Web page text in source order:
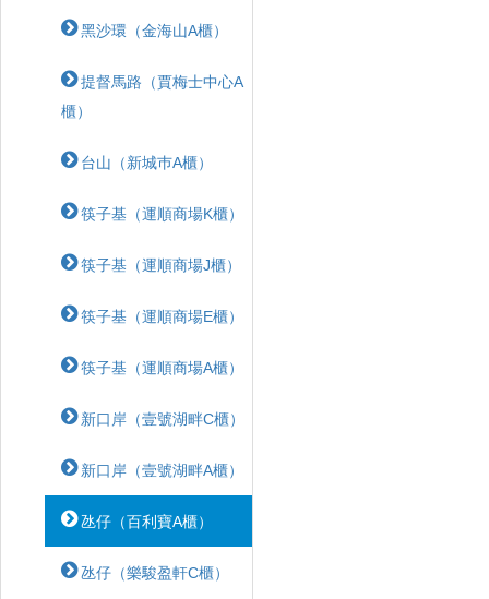
黑沙環（金海山A櫃）
提督馬路（賈梅士中心A
櫃）
台山（新城巿A櫃）
筷子基（運順商場K櫃）
筷子基（運順商場J櫃）
筷子基（運順商場E櫃）
筷子基（運順商場A櫃）
新口岸（壹號湖畔C櫃）
新口岸（壹號湖畔A櫃）
氹仔（百利寶A櫃）
氹仔（樂駿盈軒C櫃）